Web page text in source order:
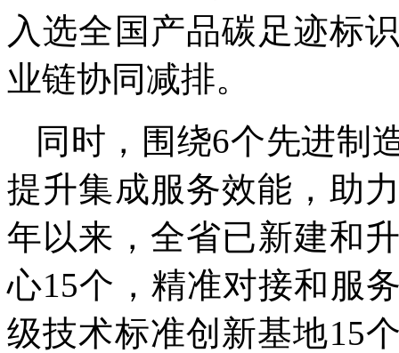
入选全国产品碳足迹标
业链协同减排。
同时，围绕6个先进制
提升集成服务效能，助
年以来，全省已新建和
心15个，精准对接和服
级技术标准创新基地15